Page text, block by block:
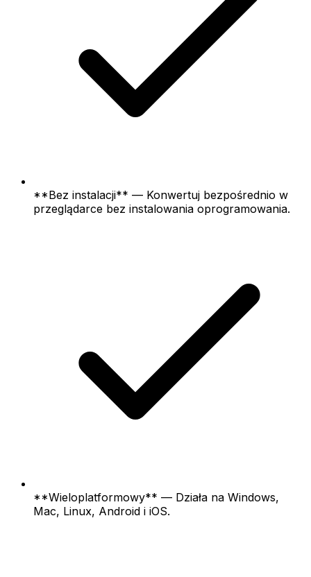
**Bez instalacji** — Konwertuj bezpośrednio w
przeglądarce bez instalowania oprogramowania.
**Wieloplatformowy** — Działa na Windows,
Mac, Linux, Android i iOS.